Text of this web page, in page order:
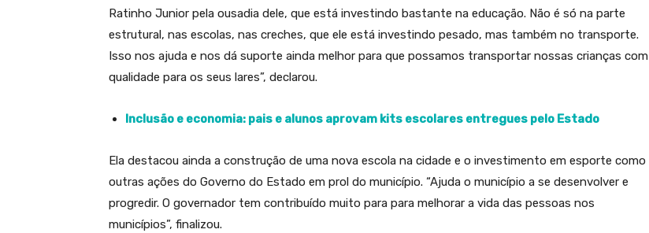
Ratinho Junior pela ousadia dele, que está investindo bastante na educação. Não é só na parte
estrutural, nas escolas, nas creches, que ele está investindo pesado, mas também no transporte.
Isso nos ajuda e nos dá suporte ainda melhor para que possamos transportar nossas crianças com
qualidade para os seus lares”, declarou.
Inclusão e economia: pais e alunos aprovam kits escolares entregues pelo Estado
Ela destacou ainda a construção de uma nova escola na cidade e o investimento em esporte como
outras ações do Governo do Estado em prol do município. “Ajuda o município a se desenvolver e
progredir. O governador tem contribuído muito para para melhorar a vida das pessoas nos
municípios”, finalizou.